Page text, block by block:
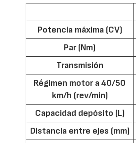
Potencia máxima (CV)
Par (Nm)
Transmisión
Régimen motor a 40/50
km/h (rev/min)
Capacidad depósito (L)
Distancia entre ejes (mm)